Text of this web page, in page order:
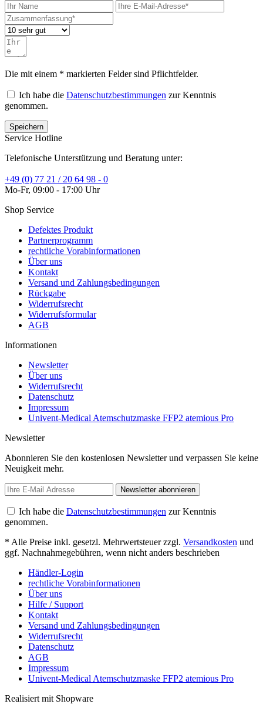
Die mit einem * markierten Felder sind Pflichtfelder.
Ich habe die Datenschutzbestimmungen zur Kenntnis
genommen.
Speichern
Service Hotline
Telefonische Unterstützung und Beratung unter:
+49 (0) 77 21 / 20 64 98 - 0
Mo-Fr, 09:00 - 17:00 Uhr
Shop Service
Defektes Produkt
Partnerprogramm
rechtliche Vorabinformationen
Über uns
Kontakt
Versand und Zahlungsbedingungen
Rückgabe
Widerrufsrecht
Widerrufsformular
AGB
Informationen
Newsletter
Über uns
Widerrufsrecht
Datenschutz
Impressum
Univent-Medical Atemschutzmaske FFP2 atemious Pro
Newsletter
Abonnieren Sie den kostenlosen Newsletter und verpassen Sie keine
Neuigkeit mehr.
Newsletter abonnieren
Ich habe die Datenschutzbestimmungen zur Kenntnis
genommen.
* Alle Preise inkl. gesetzl. Mehrwertsteuer zzgl. Versandkosten und
ggf. Nachnahmegebühren, wenn nicht anders beschrieben
Händler-Login
rechtliche Vorabinformationen
Über uns
Hilfe / Support
Kontakt
Versand und Zahlungsbedingungen
Widerrufsrecht
Datenschutz
AGB
Impressum
Univent-Medical Atemschutzmaske FFP2 atemious Pro
Realisiert mit Shopware